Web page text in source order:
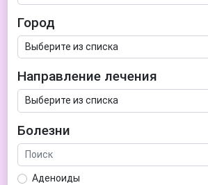
Город
Направление лечения
Болезни
Аденоиды